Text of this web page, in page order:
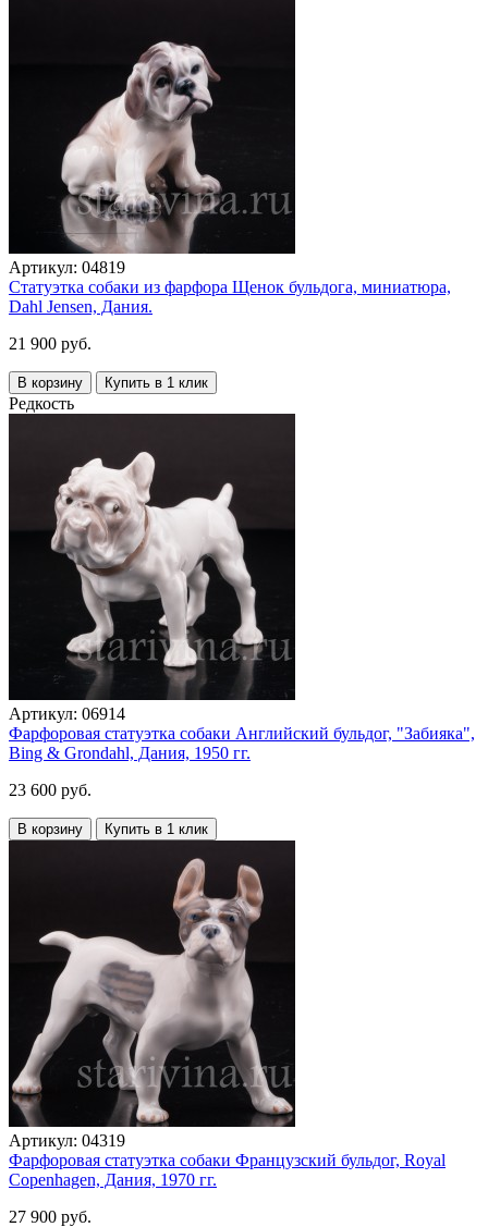
Артикул: 04819
Статуэтка собаки из фарфора Щенок бульдога, миниатюра,
Dahl Jensen, Дания.
21 900 руб.
В корзину Купить в 1 клик
Редкость
Артикул: 06914
Фарфоровая статуэтка собаки Английский бульдог, "Забияка",
Bing & Grondahl, Дания, 1950 гг.
23 600 руб.
В корзину Купить в 1 клик
Артикул: 04319
Фарфоровая статуэтка собаки Французский бульдог, Royal
Copenhagen, Дания, 1970 гг.
27 900 руб.